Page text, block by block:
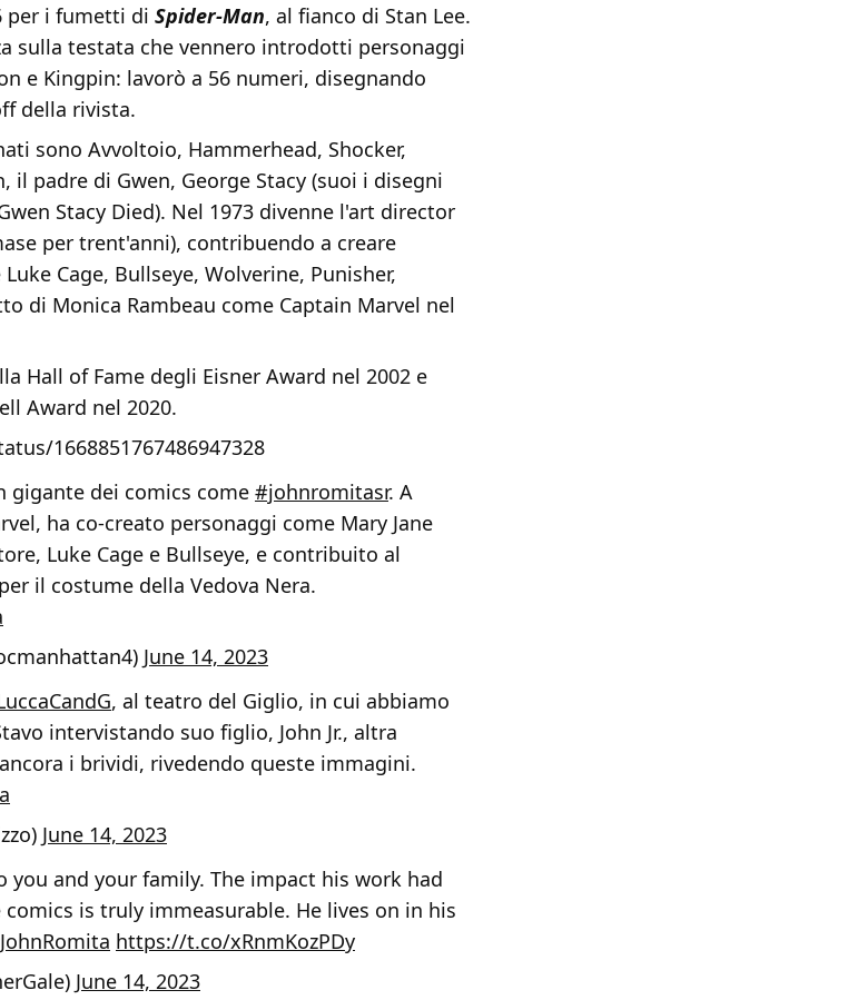
per i fumetti di Spider-Man, al fianco di Stan Lee.
sulla testata che vennero introdotti personaggi
e Kingpin: lavorò a 56 numeri, disegnando
della rivista.
sono Avvoltoio, Hammerhead, Shocker,
il padre di Gwen, George Stacy (suoi i disegni
Stacy Died). Nel 1973 divenne l'art director
per trent'anni), contribuendo a creare
Cage, Bullseye, Wolverine, Punisher,
di Monica Rambeau come Captain Marvel nel
Hall of Fame degli Eisner Award nel 2002 e
Award nel 2020.
1668851767486947328
gigante dei comics come #johnromitasr. A
ha co-creato personaggi come Mary Jane
Luke Cage e Bullseye, e contribuito al
il costume della Vedova Nera.
June 14, 2023
, al teatro del Giglio, in cui abbiamo
intervistando suo figlio, John Jr., altra
i brividi, rivedendo queste immagini.
June 14, 2023
you and your family. The impact his work had
is truly immeasurable. He lives on in his
https://t.co/xRnmKozPDy
June 14, 2023